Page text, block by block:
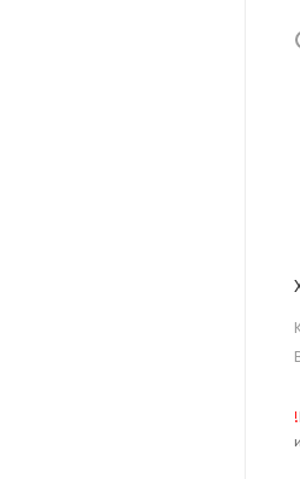
!